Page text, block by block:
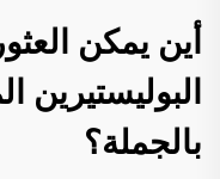
أين يمكن
بالجملة؟